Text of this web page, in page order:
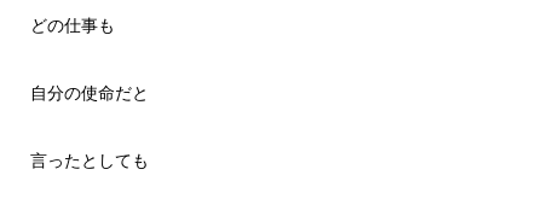
どの仕事も
自分の使命だと
言ったとしても